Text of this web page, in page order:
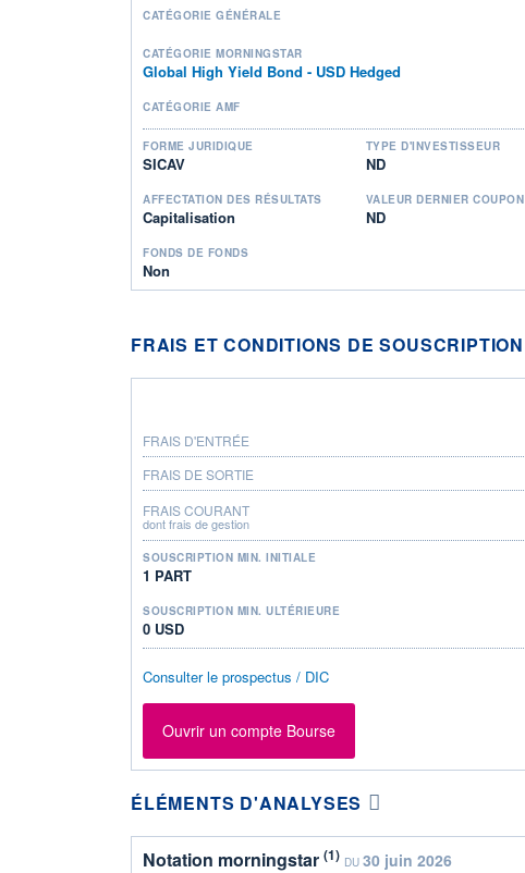
CATÉGORIE GÉNÉRALE
CATÉGORIE MORNINGSTAR
Global High Yield Bond - USD Hedged
CATÉGORIE AMF
FORME JURIDIQUE
SICAV
TYPE D'INVESTISSEUR
ND
AFFECTATION DES RÉSULTATS
Capitalisation
VALEUR DERNIER COUPON
ND
FONDS DE FONDS
Non
FRAIS ET CONDITIONS DE SOUSCRIPTION
FRAIS D'ENTRÉE
FRAIS DE SORTIE
FRAIS COURANT
dont frais de gestion
SOUSCRIPTION MIN. INITIALE
1 PART
SOUSCRIPTION MIN. ULTÉRIEURE
0 USD
Consulter le prospectus / DIC
Ouvrir un compte Bourse
ÉLÉMENTS D'ANALYSES
Notation morningstar (1) DU 30 juin 2026